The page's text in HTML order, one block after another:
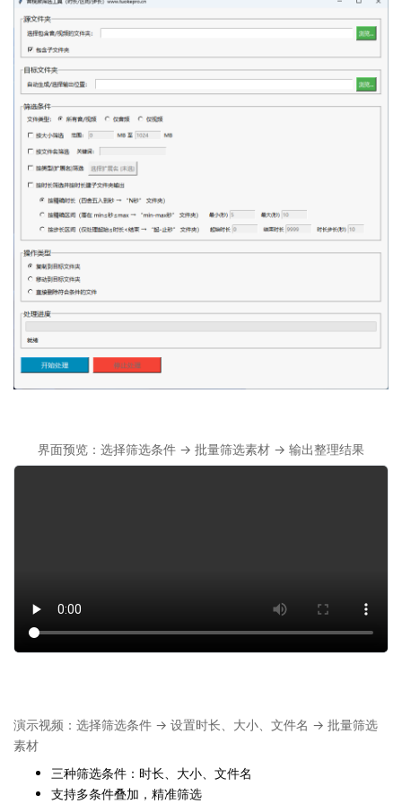
界面预览：选择筛选条件 → 批量筛选素材 → 输出整理结果
演示视频：选择筛选条件 → 设置时长、大小、文件名 → 批量筛选
素材
三种筛选条件：时长、大小、文件名
支持多条件叠加，精准筛选